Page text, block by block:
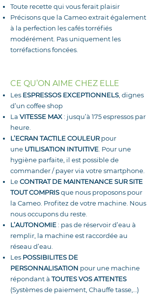
Toute recette qui vous ferait plaisir
Précisons que la Cameo extrait également
à la perfection les cafés torréfiés
modérément. Pas uniquement les
torréfactions foncées.
CE QU’ON AIME CHEZ ELLE
Les ESPRESSOS EXCEPTIONNELS , dignes
d’un coffee shop
La VITESSE MAX: jusqu’à 175 espressos par
heure.
L’ECRAN TACTILE COULEURpour
une UTILISATION INTUITIVE . Pour une
hygiène parfaite, il est possible de
commander / payer via votre smartphone.
LeCONTRAT DE MAINTENANCE SUR SITE
TOUT COMPRISque nous proposons pour
la Cameo. Profitez de votre machine. Nous
nous occupons du reste.
L’AUTONOMIE: pas de réservoir d’eau à
remplir, la machine est raccordée au
réseau d’eau.
Les POSSIBILITES DE
PERSONNALISATION pour une machine
répondant à TOUTES VOS ATTENTES
(Systèmes de paiement, Chauffe tasse,…)